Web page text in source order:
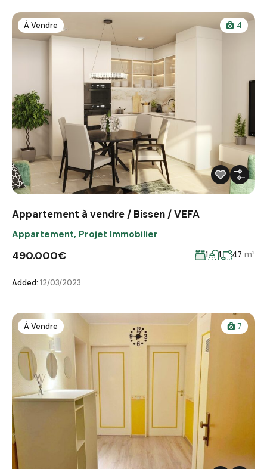
À Vendre 4
Appartement à vendre / Bissen / VEFA
Appartement, Projet Immobilier
490.000€ 1 1 47 m²
Added: 12/03/2023
À Vendre 7